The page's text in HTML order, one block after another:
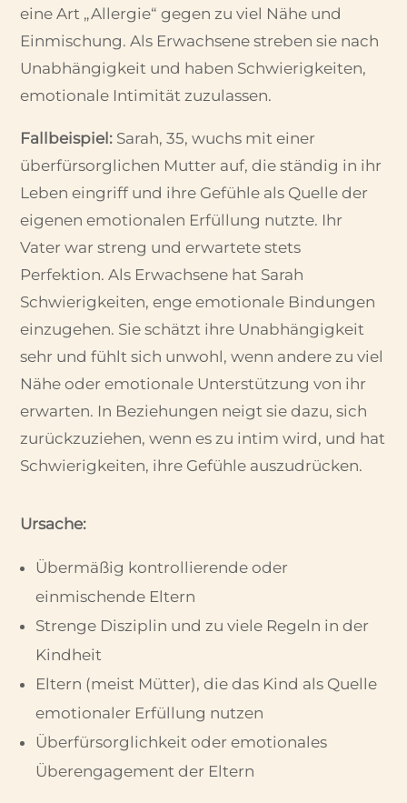
eine Art „Allergie“ gegen zu viel Nähe und
Einmischung. Als Erwachsene streben sie nach
Unabhängigkeit und haben Schwierigkeiten,
emotionale Intimität zuzulassen.
Fallbeispiel: Sarah, 35, wuchs mit einer
überfürsorglichen Mutter auf, die ständig in ihr
Leben eingriff und ihre Gefühle als Quelle der
eigenen emotionalen Erfüllung nutzte. Ihr
Vater war streng und erwartete stets
Perfektion. Als Erwachsene hat Sarah
Schwierigkeiten, enge emotionale Bindungen
einzugehen. Sie schätzt ihre Unabhängigkeit
sehr und fühlt sich unwohl, wenn andere zu viel
Nähe oder emotionale Unterstützung von ihr
erwarten. In Beziehungen neigt sie dazu, sich
zurückzuziehen, wenn es zu intim wird, und hat
Schwierigkeiten, ihre Gefühle auszudrücken.
Ursache:
Übermäßig kontrollierende oder
einmischende Eltern
Strenge Disziplin und zu viele Regeln in der
Kindheit
Eltern (meist Mütter), die das Kind als Quelle
emotionaler Erfüllung nutzen
Überfürsorglichkeit oder emotionales
Überengagement der Eltern